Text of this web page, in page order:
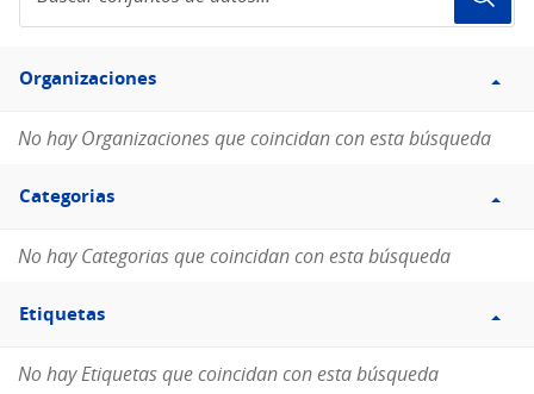
de
Filtro
Organizaciones
Organizaciones
No hay Organizaciones que coincidan con esta búsqueda
Filtro
Categorias
Categorias
No hay Categorias que coincidan con esta búsqueda
Filtro
Etiquetas
Etiquetas
No hay Etiquetas que coincidan con esta búsqueda